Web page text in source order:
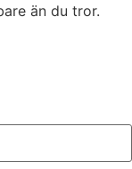
än du tror.